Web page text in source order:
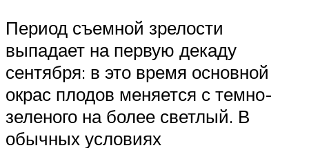
Период съемной зрелости
выпадает на первую декаду
сентября: в это время основной
окрас плодов меняется с темно-
зеленого на более светлый. В
обычных условиях